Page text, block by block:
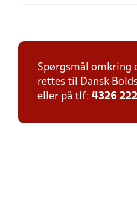
Spørgsmål omkring
rettes til Dansk
eller på tlf: 4326